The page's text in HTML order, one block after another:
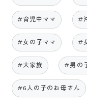
#育児中ママ #
#女の子ママ #
#大家族 #男の
#6人の子のお母さん